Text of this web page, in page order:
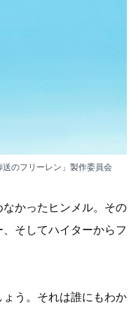
のフリーレン」製作委員会
かったヒンメル。その
そしてハイターからフ
う。それは誰にもわか